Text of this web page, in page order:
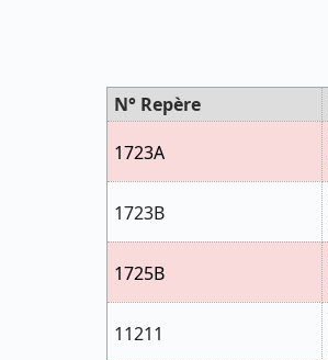
N° Repère
1723A
1723B
1725B
11211